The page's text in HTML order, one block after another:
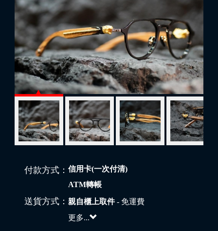
付款方式： 信用卡(一次付清)
ATM轉帳
送貨方式： 親自櫃上取件- 免運費
更多...